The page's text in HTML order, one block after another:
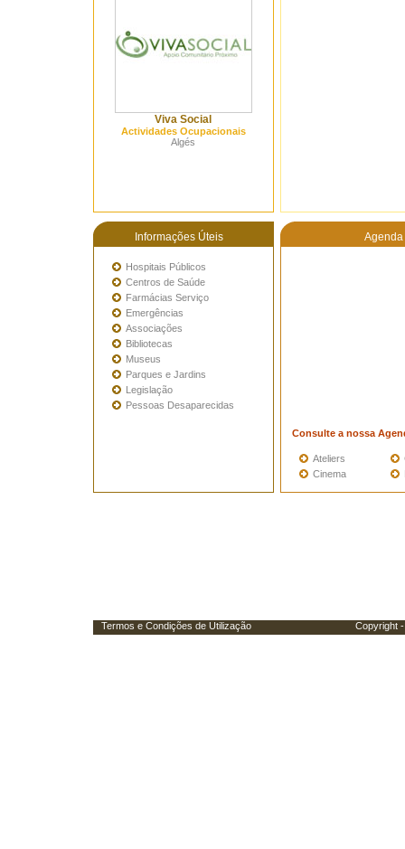
Viva Social
Actividades Ocupacionais
Algés
Informações Úteis Agenda
Hospitais Públicos
Centros de Saúde
Farmácias Serviço
Emergências
Associações
Bibliotecas
Museus
Parques e Jardins
Legislação
Pessoas Desaparecidas
Consulte a nossa
Ateliers
Cinema
Termos e Condições de Utilização Copyright -